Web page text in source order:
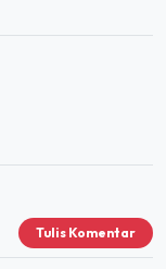
Tulis Komentar